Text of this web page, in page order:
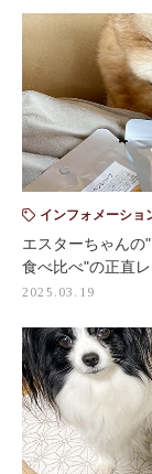
インフォメーショ
エスターちゃん
食べ比べ"の正直
2025.03.19